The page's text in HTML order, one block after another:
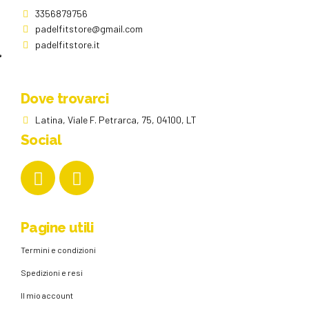
3356879756
padelfitstore@gmail.com
padelfitstore.it
Dove trovarci
Latina, Viale F. Petrarca, 75, 04100, LT
Social
Pagine utili
Termini e condizioni
Spedizioni e resi
Il mio account